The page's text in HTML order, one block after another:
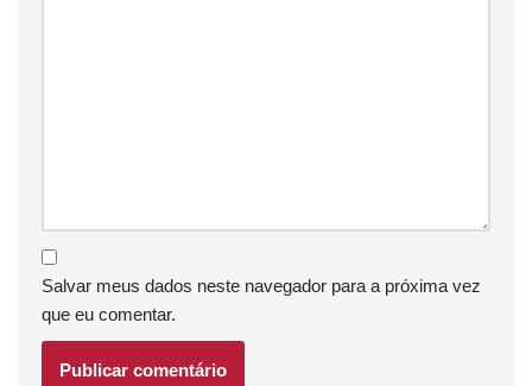
Salvar meus dados neste navegador para a próxima vez
que eu comentar.